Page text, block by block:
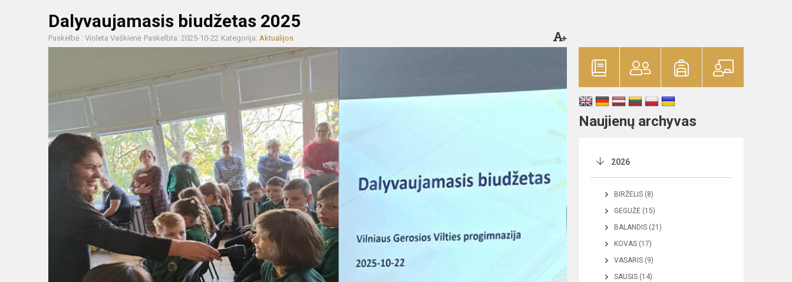
Dalyvaujamasis biudžetas 2025
Paskelbė : Violeta Vaškienė Paskelbta: 2025-10-22 Kategorija: Aktualijos
Naujienų archyvas
2026
BIRŽELIS (8)
GEGUŽĖ (15)
BALANDIS (21)
KOVAS (17)
VASARIS (9)
SAUSIS (14)